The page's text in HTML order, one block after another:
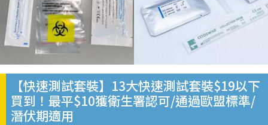
【快速測試套裝】13大快速測試套裝$19以下
買到！最平$10獲衛生署認可/通過歐盟標準/
潛伏期適用